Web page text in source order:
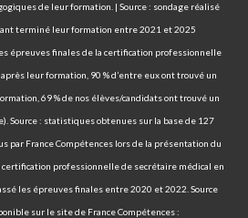
de leur formation. | Source : sondage réalisé
terminé leur formation entre 2021 et 2025
épreuves finales de la certification professionnelle
leur formation, 90 % d’entre eux ont trouvé un
69 % de nos élèves/candidats ont trouvé un
Source : statistiques obtenues sur la base de 127
par France Compétences lors de la présentation du
professionnelle de secrétaire médical en
les épreuves finales entre 2020 et 2022. Source
sur le site de France Compétences :